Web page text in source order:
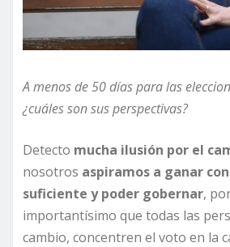
A menos de 50 días para las
¿cuáles son sus perspectivas?
Detecto mucha ilusión por el
nosotros aspiramos a ganar
suficiente y poder gobernar,
importantísimo que todas las
cambio, concentren el voto en la